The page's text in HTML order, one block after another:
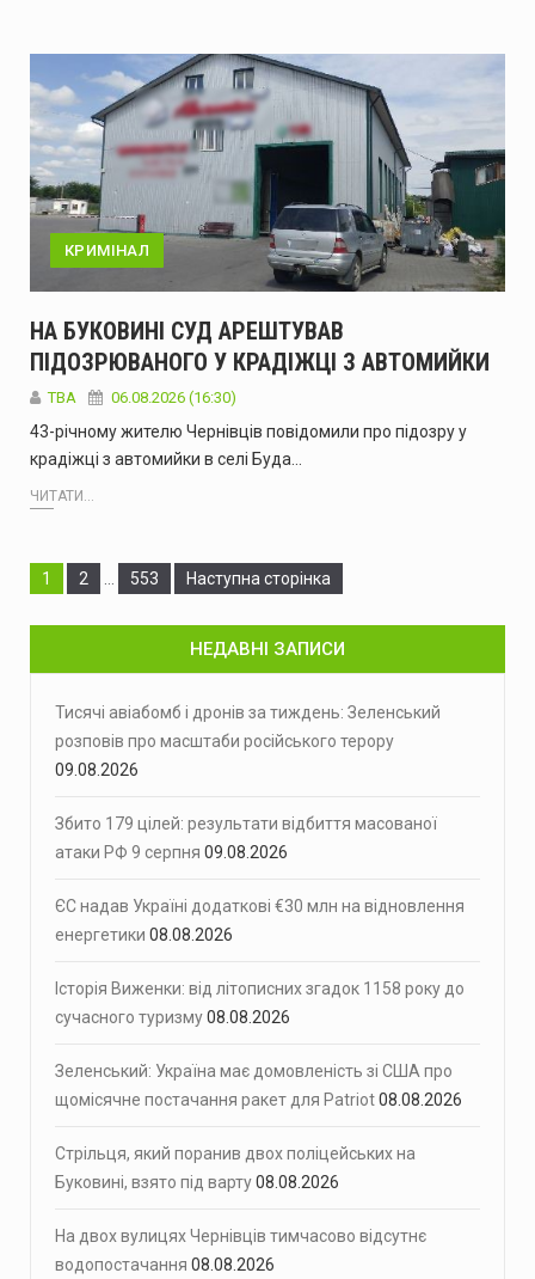
КРИМІНАЛ
НА БУКОВИНІ СУД АРЕШТУВАВ
ПІДОЗРЮВАНОГО У КРАДІЖЦІ З АВТОМИЙКИ
ТВА 06.08.2026 (16:30)
43-річному жителю Чернівців повідомили про підозру у
крадіжці з автомийки в селі Буда…
ЧИТАТИ...
Сторінка
1 Сторінка
2 Сторінка
553 Наступна сторінка
НЕДАВНІ ЗАПИСИ
Тисячі авіабомб і дронів за тиждень: Зеленський
розповів про масштаби російського терору
09.08.2026
Збито 179 цілей: результати відбиття масованої
атаки РФ 9 серпня 09.08.2026
ЄС надав Україні додаткові €30 млн на відновлення
енергетики 08.08.2026
Історія Виженки: від літописних згадок 1158 року до
сучасного туризму08.08.2026
Зеленський: Україна має домовленість зі США про
щомісячне постачання ракет для Patriot08.08.2026
Стрільця, який поранив двох поліцейських на
Буковині, взято під варту08.08.2026
На двох вулицях Чернівців тимчасово відсутнє
водопостачання 08.08.2026